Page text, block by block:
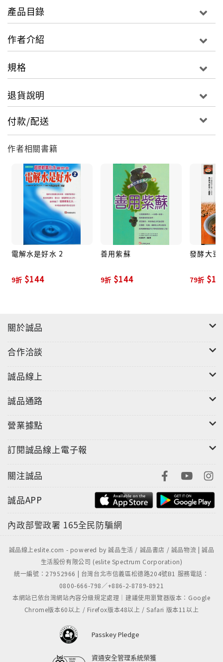
水則將在運動醫學上扮演重要角色。科學家將這種以
「氫氣、氫水」為主體的抗氧化、抗發炎新趨勢，稱為
品廣告，包括自製氫水等，但品質良莠不齊，消費者在
試用前最好細讀本書（包括前一本《氫分子機能
水》）。
產品目錄
作者介紹
規格
退貨說明
付款/配送
作者相關書籍
電解水是好水 2
9折 $144
善用紫蘇
9折 $144
發酵大豆
79折
關於誠品
合作洽談
誠品線上
誠品通路
營業據點
訂閱誠品線上電子報
關注誠品
誠品APP
內政部警政署 165全民防騙網
誠品線上eslite.com - powered by 誠品生活 / 誠品書店 / 誠品物流 | 誠品
生活股份有限公司 (eslite Spectrum Corporation)
統一編號：27952966 | 台灣台北市信義區松德路204號B1 服務電話：
0800-666-798／+886-2-8789-8921
本網站已依台灣網站內容分級規定處理｜建議使用瀏覽器版本：Google
Chrome版本60以上 / Firefox版本48以上 / Safari 版本11以上
Passkey Pledge
資通安全管理系統榮獲